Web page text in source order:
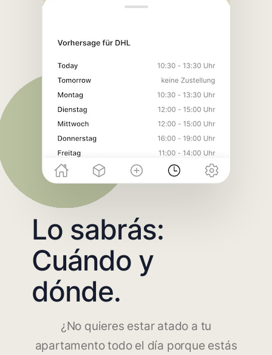
Lo sabrás:
Cuándo y
dónde.
¿No quieres estar atado a tu
apartamento todo el día porque estás